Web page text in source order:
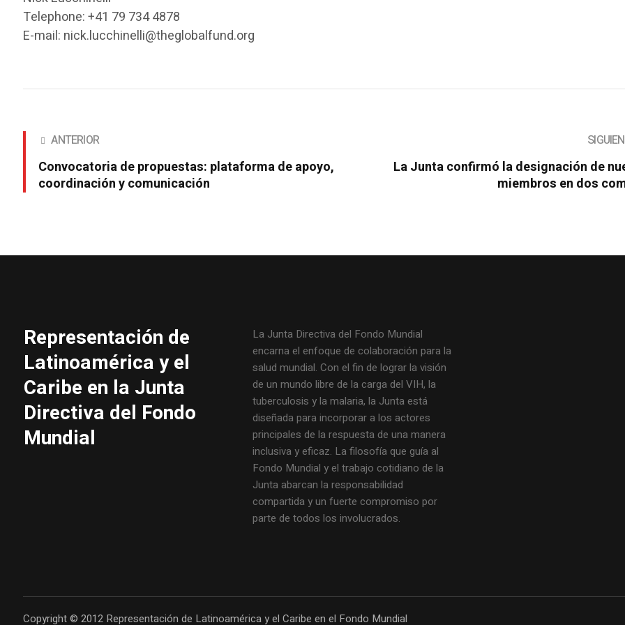
Telephone: +41 79 734 4878
E-mail: nick.lucchinelli@theglobalfund.org
ANTERIOR
Convocatoria de propuestas: plataforma de apoyo,
coordinación y comunicación
La Junta confirmó la designación de
miembros en dos
Representación de
Latinoamérica y el
Caribe en la Junta
Directiva del Fondo
Mundial
La Junta Directiva del Fondo Mundial
encarna el enfoque de colaboración para la
salud mundial. Con el fin de lograr la visión
de un mundo libre de la carga del VIH, la
tuberculosis y la malaria, la Junta está
diseñada para incorporar a los actores
principales de la respuesta de una manera
inclusiva y eficaz. La filosofía que guía al
Fondo Mundial y el trabajo cotidiano de la
Junta abarcan la responsabilidad
compartida y un fuerte compromiso por
parte de todos los involucrados.
Copyright © 2012 Representación de Latinoamérica y el Caribe en el Fondo Mundial